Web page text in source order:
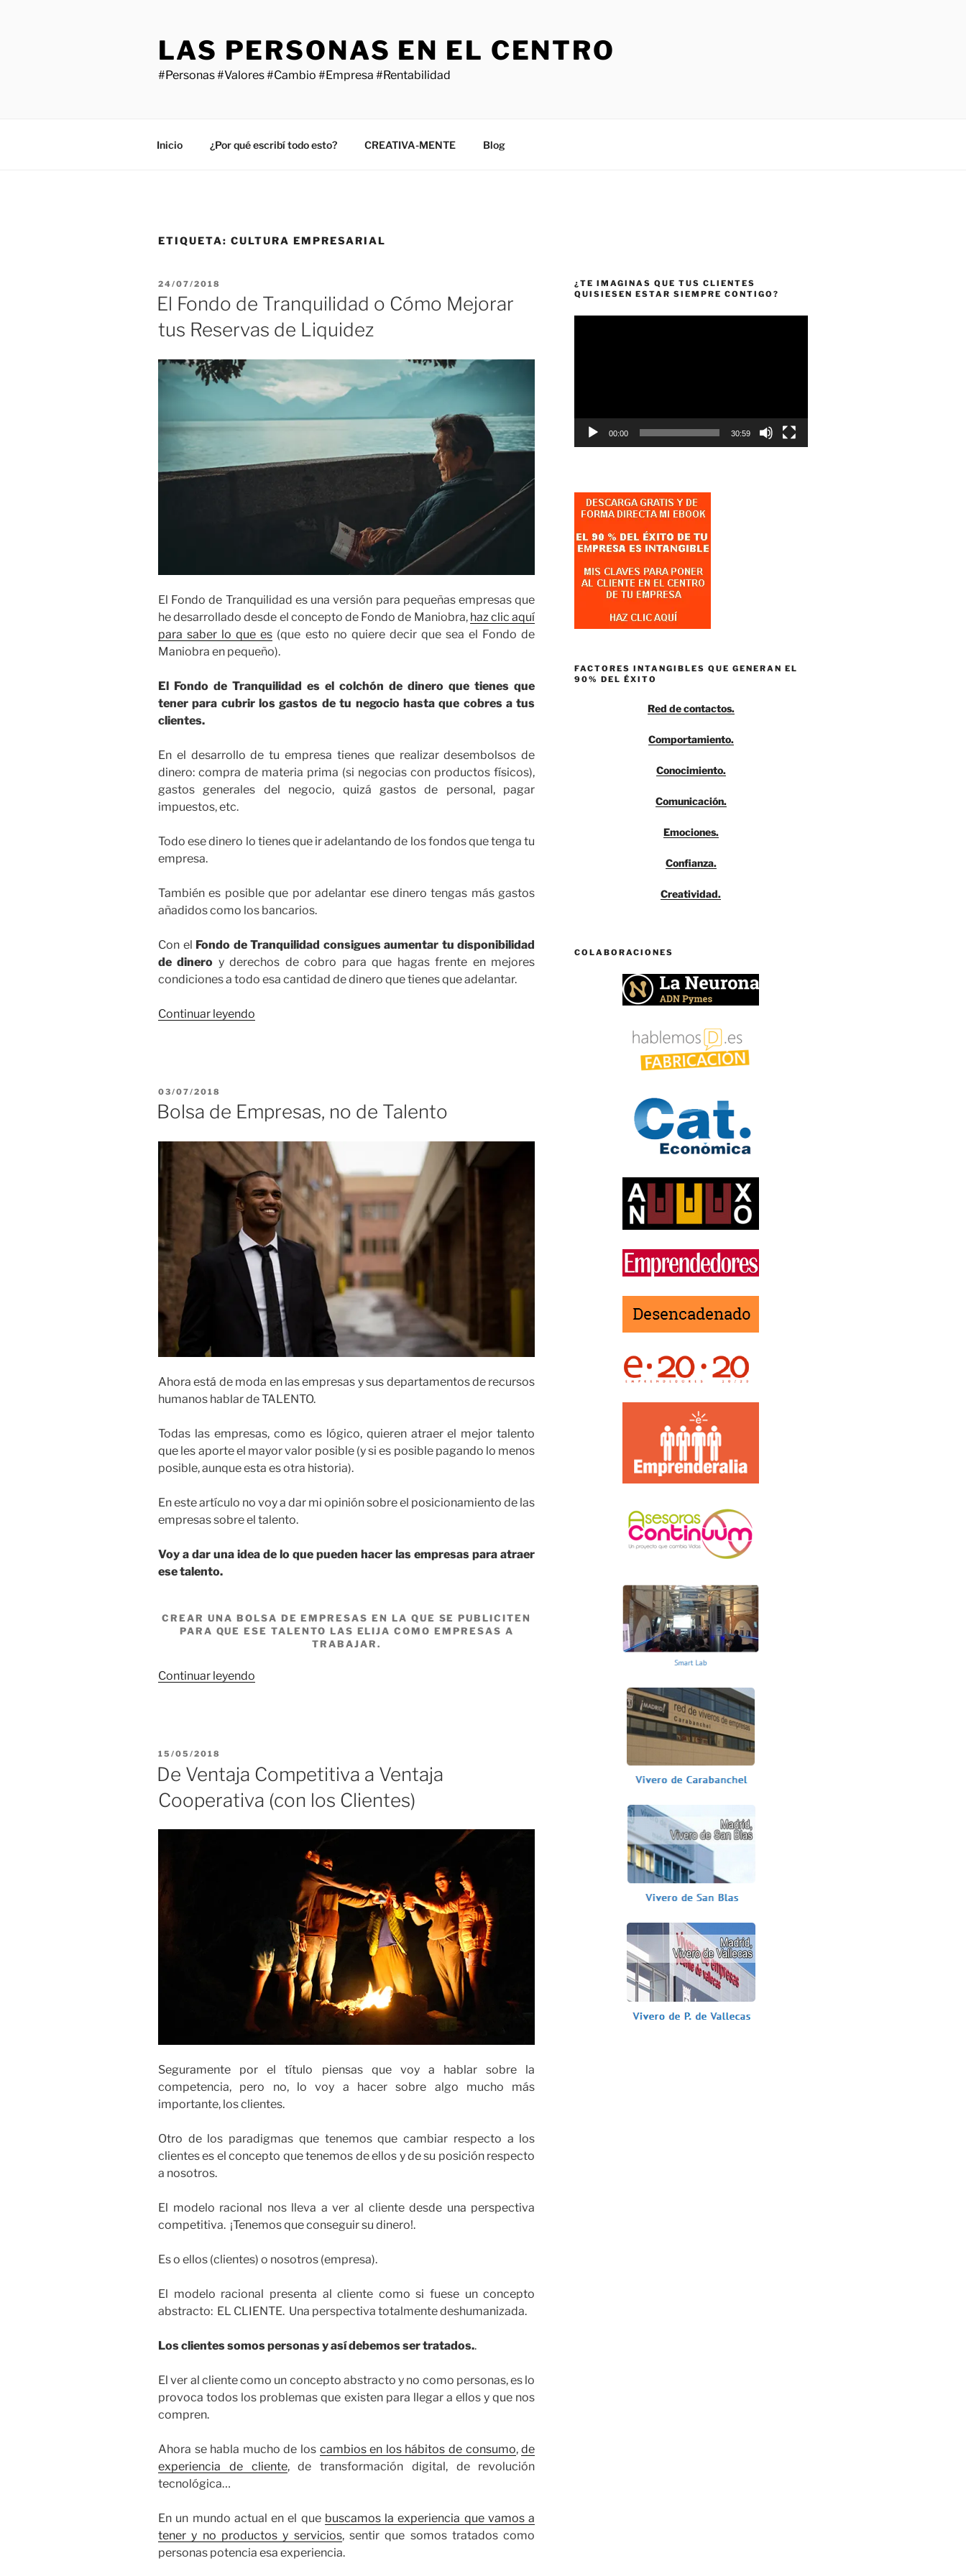
LAS PERSONAS EN EL CENTRO
#Personas #Valores #Cambio #Empresa #Rentabilidad
Inicio ¿Por qué escribí todo esto? CREATIVA-MENTE Blog
ETIQUETA: CULTURA EMPRESARIAL
PUBLICADO
EL
24/07/2018
El Fondo de Tranquilidad o Cómo Mejorar
tus Reservas de Liquidez
El Fondo de Tranquilidad es una versión para pequeñas empresas que
he desarrollado desde el concepto de Fondo de Maniobra, haz clic aquí
para saber lo que es (que esto no quiere decir que sea el Fondo de
Maniobra en pequeño).
El Fondo de Tranquilidad es el colchón de dinero que tienes que
tener para cubrir los gastos de tu negocio hasta que cobres a tus
clientes.
En el desarrollo de tu empresa tienes que realizar desembolsos de
dinero: compra de materia prima (si negocias con productos físicos),
gastos generales del negocio, quizá gastos de personal, pagar
impuestos, etc.
Todo ese dinero lo tienes que ir adelantando de los fondos que tenga tu
empresa.
También es posible que por adelantar ese dinero tengas más gastos
añadidos como los bancarios.
Con el Fondo de Tranquilidad consigues aumentar tu disponibilidad
de dinero y derechos de cobro para que hagas frente en mejores
condiciones a todo esa cantidad de dinero que tienes que adelantar.
Continuar leyendo
Mejorar
Reservas
de
Liquidez”
PUBLICADO
EL
03/07/2018
Bolsa de Empresas, no de Talento
Ahora está de moda en las empresas y sus departamentos de recursos
humanos hablar de TALENTO.
Todas las empresas, como es lógico, quieren atraer el mejor talento
que les aporte el mayor valor posible (y si es posible pagando lo menos
posible, aunque esta es otra historia).
En este artículo no voy a dar mi opinión sobre el posicionamiento de las
empresas sobre el talento.
Voy a dar una idea de lo que pueden hacer las empresas para atraer
ese talento.
CREAR UNA BOLSA DE EMPRESAS EN LA QUE SE PUBLICITEN
PARA QUE ESE TALENTO LAS ELIJA COMO EMPRESAS A
TRABAJAR.
Continuar leyendo
PUBLICADO
EL
15/05/2018
De Ventaja Competitiva a Ventaja
Cooperativa (con los Clientes)
Seguramente por el título piensas que voy a hablar sobre la
competencia, pero no, lo voy a hacer sobre algo mucho más
importante, los clientes.
Otro de los paradigmas que tenemos que cambiar respecto a los
clientes es el concepto que tenemos de ellos y de su posición respecto
a nosotros.
El modelo racional nos lleva a ver al cliente desde una perspectiva
competitiva. ¡Tenemos que conseguir su dinero!.
Es o ellos (clientes) o nosotros (empresa).
El modelo racional presenta al cliente como si fuese un concepto
abstracto: EL CLIENTE. Una perspectiva totalmente deshumanizada.
Los clientes somos personas y así debemos ser tratados..
El ver al cliente como un concepto abstracto y no como personas, es lo
provoca todos los problemas que existen para llegar a ellos y que nos
compren.
Ahora se habla mucho de los cambios en los hábitos de consumo,de
experiencia de cliente, de transformación digital, de revolución
tecnológica…
En un mundo actual en el que buscamos la experiencia que vamos a
tener y no productos y servicios, sentir que somos tratados como
personas potencia esa experiencia.
¿TE IMAGINAS QUE TUS CLIENTES
QUISIESEN ESTAR SIEMPRE CONTIGO?
00:00 30:59
FACTORES INTANGIBLES QUE GENERAN EL
90% DEL ÉXITO
Red de contactos.
Comportamiento.
Conocimiento.
Comunicación.
Emociones.
Confianza.
Creatividad.
COLABORACIONES